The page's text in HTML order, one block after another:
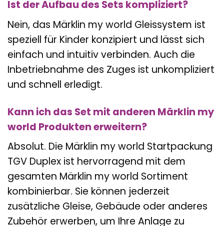
Ist der Aufbau des Sets kompliziert?
Nein, das Märklin my world Gleissystem ist
speziell für Kinder konzipiert und lässt sich
einfach und intuitiv verbinden. Auch die
Inbetriebnahme des Zuges ist unkompliziert
und schnell erledigt.
Kann ich das Set mit anderen Märklin my
world Produkten erweitern?
Absolut. Die Märklin my world Startpackung
TGV Duplex ist hervorragend mit dem
gesamten Märklin my world Sortiment
kombinierbar. Sie können jederzeit
zusätzliche Gleise, Gebäude oder anderes
Zubehör erwerben, um Ihre Anlage zu